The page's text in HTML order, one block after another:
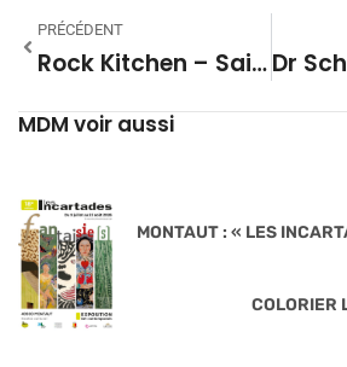
PRÉCÉDENT
Rock Kitchen – Saison 01 #02
MDM voir aussi
MONTAUT : « LES
COLORIER